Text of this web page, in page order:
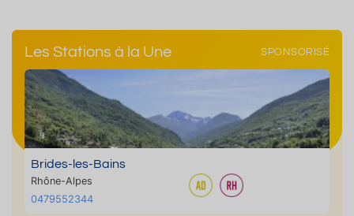
Les Stations à la Une SPONSORISÉ
Brides-les-Bains
Rhône-Alpes
0479552344